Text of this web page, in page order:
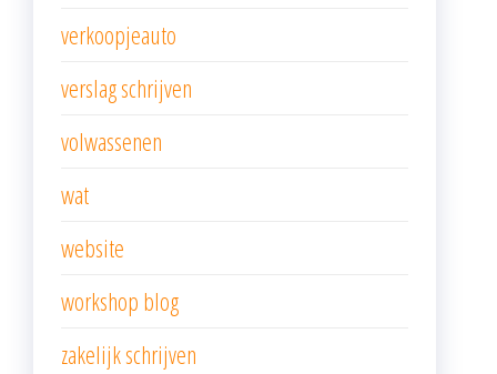
verkoopjeauto
verslag schrijven
volwassenen
wat
website
workshop blog
zakelijk schrijven